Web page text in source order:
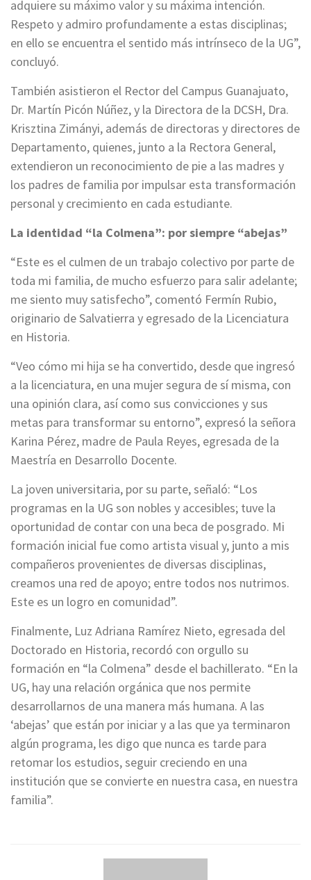
adquiere su máximo valor y su máxima intención.
Respeto y admiro profundamente a estas disciplinas;
en ello se encuentra el sentido más intrínseco de la UG”,
concluyó.
También asistieron el Rector del Campus Guanajuato,
Dr. Martín Picón Núñez, y la Directora de la DCSH, Dra.
Krisztina Zimányi, además de directoras y directores de
Departamento, quienes, junto a la Rectora General,
extendieron un reconocimiento de pie a las madres y
los padres de familia por impulsar esta transformación
personal y crecimiento en cada estudiante.
La identidad “la Colmena”: por siempre “abejas”
“Este es el culmen de un trabajo colectivo por parte de
toda mi familia, de mucho esfuerzo para salir adelante;
me siento muy satisfecho”, comentó Fermín Rubio,
originario de Salvatierra y egresado de la Licenciatura
en Historia.
“Veo cómo mi hija se ha convertido, desde que ingresó
a la licenciatura, en una mujer segura de sí misma, con
una opinión clara, así como sus convicciones y sus
metas para transformar su entorno”, expresó la señora
Karina Pérez, madre de Paula Reyes, egresada de la
Maestría en Desarrollo Docente.
La joven universitaria, por su parte, señaló: “Los
programas en la UG son nobles y accesibles; tuve la
oportunidad de contar con una beca de posgrado. Mi
formación inicial fue como artista visual y, junto a mis
compañeros provenientes de diversas disciplinas,
creamos una red de apoyo; entre todos nos nutrimos.
Este es un logro en comunidad”.
Finalmente, Luz Adriana Ramírez Nieto, egresada del
Doctorado en Historia, recordó con orgullo su
formación en “la Colmena” desde el bachillerato. “En la
UG, hay una relación orgánica que nos permite
desarrollarnos de una manera más humana. A las
‘abejas’ que están por iniciar y a las que ya terminaron
algún programa, les digo que nunca es tarde para
retomar los estudios, seguir creciendo en una
institución que se convierte en nuestra casa, en nuestra
familia”.